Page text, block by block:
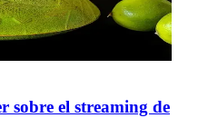
sobre el streaming de